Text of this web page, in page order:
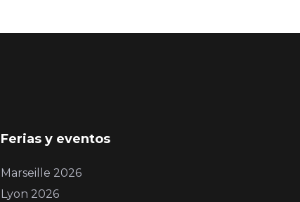
Ferias y eventos
Marseille 2026
Lyon 2026